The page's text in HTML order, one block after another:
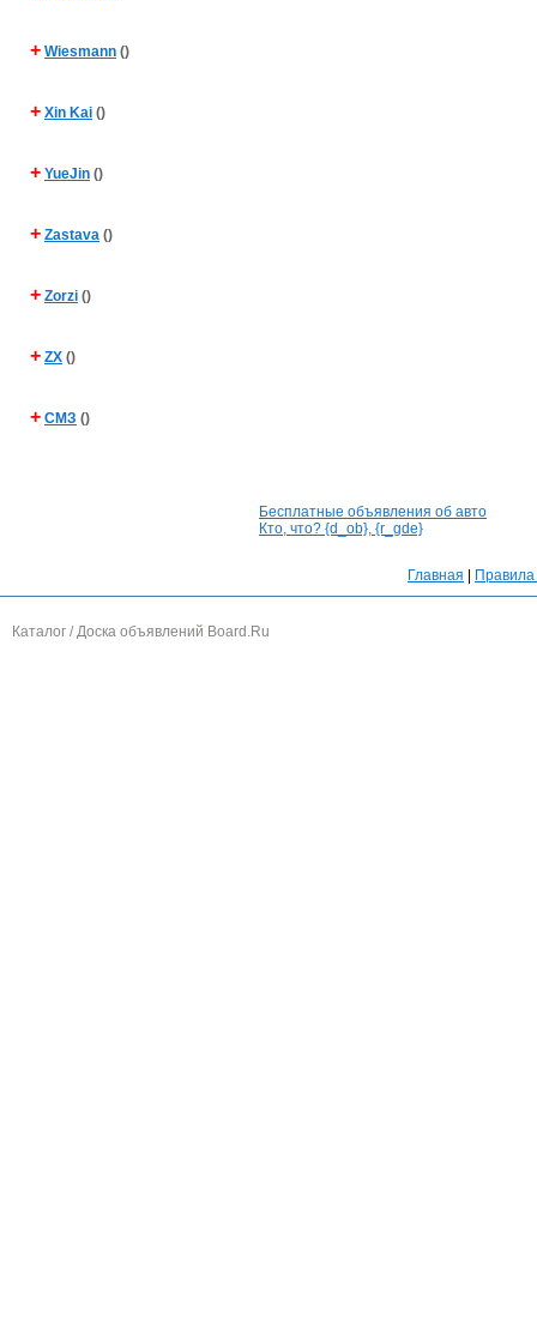
+ Wiesmann ()
+ Xin Kai ()
+ YueJin ()
+ Zastava ()
+ Zorzi ()
+ ZX ()
+ СМЗ ()
Бесплатные объявления об авто
Кто, что? {d_ob}, {r_gde}
Главная
Каталог / Доска объявлений Board.Ru